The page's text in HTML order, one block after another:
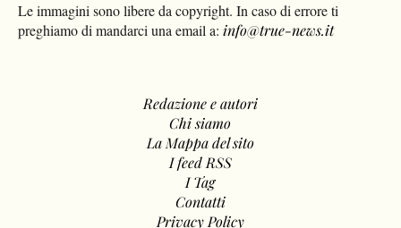
Le immagini sono libere da copyright. In caso di errore ti
preghiamo di mandarci una email a: info@true-news.it
Redazione e autori
Chi siamo
La Mappa del sito
I feed RSS
I Tag
Contatti
Privacy Policy